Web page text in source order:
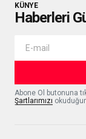
KÜNYE
Haberleri
Abone Ol butonuna
Şartlarımızı